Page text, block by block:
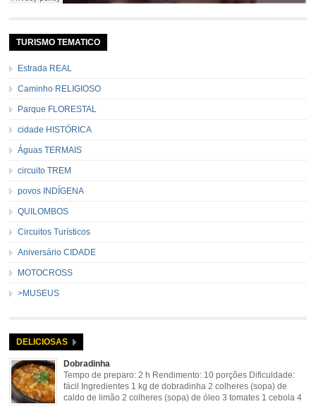
TURISMO TEMATICO
Estrada REAL
Caminho RELIGIOSO
Parque FLORESTAL
cidade HISTÓRICA
Águas TERMAIS
circuito TREM
povos INDÍGENA
QUILOMBOS
Circuitos Turísticos
Aniversário CIDADE
MOTOCROSS
>MUSEUS
DELICIOSAS
Dobradinha
Tempo de preparo: 2 h Rendimento: 10 porções Dificuldade:
fácil Ingredientes 1 kg de dobradinha 2 colheres (sopa) de
caldo de limão 2 colheres (sopa) de óleo 3 tomates 1 cebola 4